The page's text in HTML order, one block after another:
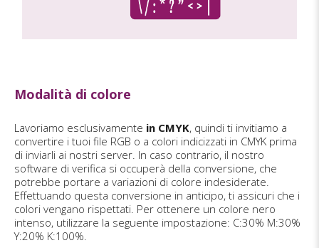
Modalità di colore
Lavoriamo esclusivamente in CMYK, quindi ti invitiamo a
convertire i tuoi file RGB o a colori indicizzati in CMYK prima
di inviarli ai nostri server. In caso contrario, il nostro
software di verifica si occuperà della conversione, che
potrebbe portare a variazioni di colore indesiderate.
Effettuando questa conversione in anticipo, ti assicuri che i
colori vengano rispettati. Per ottenere un colore nero
intenso, utilizzare la seguente impostazione: C:30% M:30%
Y:20% K:100%.